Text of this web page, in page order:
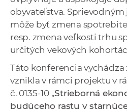
obyvateľstva.
môže byť zmena
resp. zmena veľkosti trhu
určitých vekových
Táto konferencia
vznikla v rámci projektu v
č. 0135-10 „Strieborná
budúceho rastu v